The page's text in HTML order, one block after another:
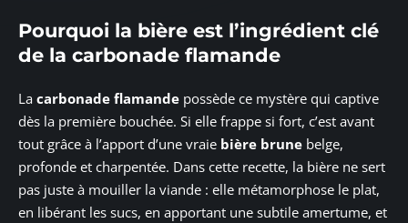
Pourquoi la bière est l’ingrédient clé
de la carbonade flamande
La carbonade flamande possède ce mystère qui captive
dès la première bouchée. Si elle frappe si fort, c’est avant
tout grâce à l’apport d’une vraie bière brune belge,
profonde et charpentée. Dans cette recette, la bière ne sert
pas juste à mouiller la viande : elle métamorphose le plat,
en libérant les sucs, en apportant une subtile amertume, et